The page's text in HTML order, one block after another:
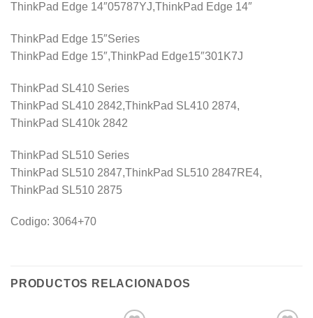
ThinkPad Edge 14″05787YJ,ThinkPad Edge 14″
ThinkPad Edge 15″Series
ThinkPad Edge 15″,ThinkPad Edge15″301K7J
ThinkPad SL410 Series
ThinkPad SL410 2842,ThinkPad SL410 2874,
ThinkPad SL410k 2842
ThinkPad SL510 Series
ThinkPad SL510 2847,ThinkPad SL510 2847RE4,
ThinkPad SL510 2875
Codigo: 3064+70
PRODUCTOS RELACIONADOS